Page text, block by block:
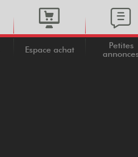
Espace achat
Petites